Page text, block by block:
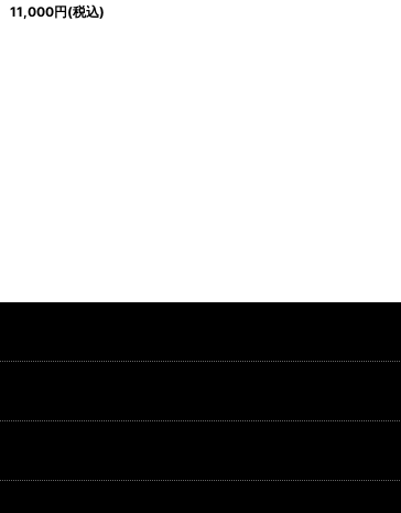
11,000円(税込)